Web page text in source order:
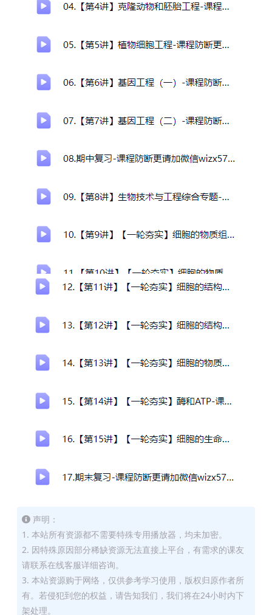
声明：
1. 本站所有资源都不需要特殊专用播放器，均未加密。
2. 因特殊原因部分稀缺资源无法直接上平台，有需求的课友
请联系在线客服详细咨询。
3. 本站资源购于网络，仅供参考学习使用，版权归原作者所
有。若侵犯到您的权益，请告知我们，我们将在24小时内下
架处理。